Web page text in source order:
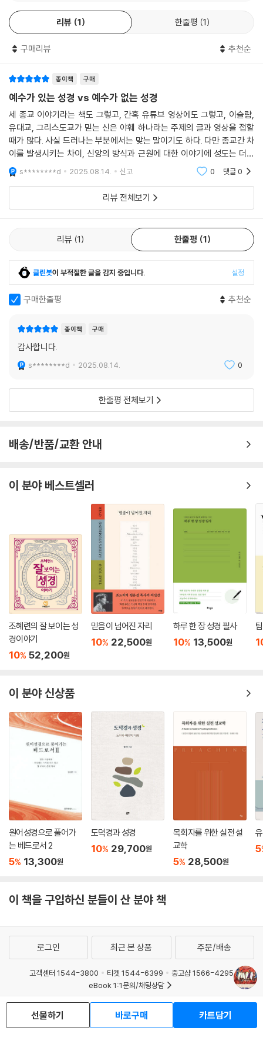
공에 의해 만들어진 놀라운 장식용 직물이다. 이 직공들 각자는 역사, 하나
님과 언약 공동체 사이의 관계, 그 공동체에 소속된 사람들이 어떻게 믿고
조화시키려고 하기보다는 그 관점들을 치하한다. 마찬가지로 우리는 유대
다. 주류 성경학자들로서 우리는 우리의 해석 작업에서 두 견해를 모두 존
중하며 텍스트들의 해석은 복잡한 과정임을 인식한다.
--- 「1장 성경들과 성경 해석자들에 관해」 중에서
고대 이스라엘과 제2성전기 유대교(제2성전은 기원전 515년경에 세워졌
고 기원후 70년에 로마인들에게 파괴되었다)에서 예언이 어떻게 이해되
었는지에 대한 지식은 이스라엘의 경전들에 대한 유대교의 해석과 기독교
으로 읽은 것을 다른 사람들은 예언으로 읽지 않았다. 몇몇 사람이 예언이
성취되었다고 본 것을 다른 사람들은 그릇된 주장이거나 불완전한 성취로
의 다양한 출발점에 기초하여 다양한 방식으로 읽어 그에 따른 그들의 논
리적 결론을 도출할 수 있다. 유대인들과 그리스도인들이 성경에 대한 이
해의 관점에서 서로 반드시 동의할 필요가 있는 것은 아니지만, 그들은 두
세트의 해석 모두에 담겨 있는 논리를 알 수 있어야 한다. 이 논리에 대한
지식은 우리가 상호 경멸이 아니라 상호 존중을 개발하도록 도움을 줄 수
있다.
독교의 주장들과 경쟁하면서 형태를 갖췄다. 자신을 정의하는 과정에서 기
독교와 유대교 양측은 서로를 향한 변증을 전개했다. 이 변증들은 특히 기
들이 개종하라는 그리스도인들의 압력에 저항했던 중세의 두 시기 동안에
다듬어졌다. 우리는 소셜 미디어에서 어느 때보다 변증이 많이 넘쳐나는
믿음을 긍정할 수 있는 가능성의 세상에서 살기 위해 노력해야 한다. 타인
에 대한 이해는 좋은 일일 뿐만 아니라 시민 사회와 종교적 헌신을 위해 필
이 책의 독자들은 특정한 관점─성경 텍스트가 처음에 무엇을 의미했는지,
유대교에서 무엇을 의미하는지, 기독교에서 무엇을 의미하는지에 관한 탐
구─에 어느 정도 공감할 수도 있겠지만, 우리는 모든 독자에게 좀 더 포용
력을 갖추도록 요청한다. 우리는 우리가 개인적으로 적실성이 있다고 생각
하거나 우리의 성미에 맞는 내용만 읽는 것 이상을 할 필요가 있다. 우리는
텍스트들과 다른 이들의 믿음들을 이해하는 것이 매우 중요하다고 믿는다.
이는 우리가 다문화 사회에서 살고 있기 때문만이 아니라 다른 사람들을
이해하면 우리 자신을 더 잘 이해하는 데도 도움이 되기 때문이다. 우리는
대체주의 신학(supersessionism/replacement theology)으로 알
려진 변증적 입장에 관해 논의하는 경우(5장) 외에는 변증을 피하려고 노
력할 것이다. 우리는 이방인 교회가 하나님의 언약과 약속의 상속자로서의
이스라엘인들을 대체한다고 주장하는 이 신학이 유대인들과 그리스도인
들 모두에게 해롭다고 믿는다. 그러나 우리는 이 경우를 제외하고는 역사
면서 그것들을 똑같이 명확하게 제시하도록 최선을 다할 것이다.
기독교 운동이 시작되기 전에는 아무도 창세기나 이스라엘의 경전들의 다
른 곳에서 삼위일체를 발견하지 않았다. 그러나 기독교가 발흥하기 전의
유대교 텍스트들은 창조의 시작에서 다른 인물들을 찾아내며, 랍비 유대교
도 문제의 그 “우리가 ~하자”에 대한 자기들의 다양한 해석을 제공한다.
창세기 1장에 대한 해석에서 우리는 예수를 주님으로 예배했던 유대인들
을 포함하여 유대인들이 그들의 경전을 이해한 방식에서 연속성과 차이점
모두를 발견한다.
“창세기 1:26의 ‘우리’가 누구인가?”라는 질문에 대한 답은 우리가 제기하
는 질문에 의존한다. 성경의 원래 의미 또는 초기 의미에 관심이 있는 역사
비평가들은 “우리”에서 신적 어전회의를 보고 하나님이 천상의 무리와 협
일체를 본다. 많은 그리스도인이 루터의 아이디어들의 강력한 변증적 요소
에덴 이야기는 현상(things)이 어떻게 생겨났는지에 관한 신화다. 그러나
그것은 현상이 어떠해야 하는지에 대한 규범이 아니다. 대신 그것은 우리
에게 현상이 어떠해야 하는지에 대해 필요한 질문을 하도록 자극한다. 첫
째, 그것은 우리로 하여금 우리와 땅과 동식물 사이의 관계에 주의를 기울
이도록 요구한다. 그것은 우리가 모두 땅에서 난 피조물이기 때문에 우리
가 땅과 자연적으로 연결되어 있으며 땅으로 돌아간다고 말한다. 그렇다면
게 읽고 서로에게 배울 수 있는 입장에 서게 되었다고 주장하면서 우리는
모두 상대편의 전통에 독특한 텍스트들도 읽을 수 있고, 또한 읽어야 한다
고 역설한다. 유대인들은 신약성경을 읽고 그것에 대한 견해를 그리스도인
들을 읽고 그것들에 대한 견해를 유대인들과 공유하는 것이 좋다는 것이
로 해석할 것이 아니라, 변증에 기초한 이전의 몇몇 해석을 수정하고 완전
한 합의는 아닐지라도 상호 존중의 가능성에 기초하여 좀 더 새로운 해석
을 만들어낼 수 있는 지점에 와 있다고 주장한다.
독자들은 이 책을 통해 특정한 성경 구절, 특히 난해한 성경 구절이 하나의
의미로만 해석될 수 있는 것이 아니라, 각자가 처한 상황과 자신의 전제에
따라 다양하게 해석될 수 있으며 다른 사람의 해석도 그 사람의 입장에서
보면 충분히 일리가 있을 수 있음을 인식하게 될 것이다. 그리고 기독교인
독교와 다르게 해석하는 유대인들에게 동의하지는 않는다고 하더라도 최
소한 그들이 왜 그렇게 해석하는지를 이해할 수 있을 것이다. 나아가 때로
른 좀 더 넓은 해석의 가능성을 열어둠으로써 그 구절들에 대해 좀 더 깊이
는 사람과 천지창조, 아담과 하와, 동해복수법 같은 여러 난해한 구절들을
다.
시 정독해 보시길 권한다.
- 류호준 (백석대학교 신학대학원 은퇴 교수, 다니엘의 샘 원장)
유대교와 기독교는 히브리 성서(구약성서)를 공유하지만, 그것을 사뭇 다
게 수용된 복잡한 여정을 정밀하게 추적한다. 특히 창세기, 시편, 이사야서
를 중심으로 한 분석은 수용의 추이를 탁월하게 보여주며, 성서 해석사에
서 드러나는 연속성과 단절의 역동성을 균형 있게 제시한다. 성서를 진지
하게 읽고 싶은 독자들에게 이 책은 신뢰할 만한 길잡이가 될 것이다.
- 윤철원 (서울신학대학교 신약학 교수)
성서는 공통된 텍스트이지만, 예수와 함께 읽는 기독교인의 자리와 예수
없이 읽는 유대인의 자리는 다르다. 이 책은 그 두 자리에서 비롯된 관점의
차이를 정직하게 드러내어 때로는 날카로운 논쟁을 피할 수 없다는 사실을
거두절미하고, 본서의 연구 방법과 내용은 새롭다 못해 도발적이고 흥미를
넘어 충격적이다! 구약 본문 자체에 대한 1차적인 해석을 비롯하여 중간기
이루어지는 변증의 문제 등 시대와 역사, 신학적 맥락의 변화에 따라 다양
이 저작이 크나큰 선물로 다가올 것이다.
- 주현규 (백석대학교 신학대학원 구약학 교수)
이 책은 성서 속의 두 종교적 전통이 어떻게 만나고 삼투하며 또 그 가운데
어떤 해석학적 미로들이 깃들어 있는지 계몽해 주는 귀한 자료로 연구자는
본다.
성경은 “한 목소리”(one voice)가 아니고 “여러 목소리”(multi voice
s)를 갖고 있다. 이 책은 놀랍게도 다른 이의 믿음(유대교)을 부정하지 않
으면서도, 우리 자신의 믿음(기독교)을 긍정할 수 있는 가능성을 열어준
다. 우리 기독교인들은 그동안 들어보지도 못한 유대인들의 새로운 해석을
배움으로써 우리 하나님의 풍성하고 색다른 목소리를 새롭게 듣게 될 것이
- 차준희 (한세대학교 교수 구약학 교수, 한국구약학연구소 소장, 한국구약학회 회장
역임)
저자들은 오늘의 독자가 자신 안에서의 업데이트를 넘어 자신 밖으로 업그
레이드되길 기대한다. “텍스트의 신선한 포도주”를 담아내는 “그들만의
해석학적 가죽 부대”가 지난 세월 너무 낡아 냄새나고 있지는 않은지 독자
지 질문한다. 레빈과 브레틀러의 역작은 한국 독자들이 “예수가 있는 교회
와 예수가 없는 교회”를 읽어 내는 데에도 기여할 수 있겠다 싶다.
- 허주 (아신대학교 신약학 교수)
세상은 2,000년 동안 이 책을 기다려왔다.
- 수재나 헤셸 (다트머스 칼리지 일라이 엠 블랙(Eli M. Black) 저명 교수)
본질적인 주제들에 관해 그리스도인들을 교육하고 그들에게 도전하는 데
레빈과 브레틀러만큼 많은 도움을 준 사람은 없다.
- 제임스 마틴 (「뉴욕타임즈」 베스트셀러 The Jesuit Guide to [Almost] Ev
- 폴라 프레드릭센 (When Christians Were Jews: The First Generatr
신선하고 유익하다. 적극 추천한다.
용하면 이 고대의 전통들 사이의 더 깊은 이해와 존중이 강화될 것이다.
- 피터 엔스 (How the Bible Actually Works 저자)
리뷰 1 한줄평 1
구매리뷰 추천순
종이책 구매
예수가 있는 성경 vs 예수가 없는 성경
세 종교 이야기라는 책도 그렇고, 간혹 유튜브 영상에도 그렇고, 이슬람,
유대교, 그리스도교가 믿는 신은 야훼 하나라는 주제의 글과 영상을 접할
때가 많다. 사실 드러나는 부분에서는 맞는 말이기도 하다. 다만 종교간 차
이를 발생시키는 차이, 신앙의 방식과 근원에 대한 이야기에 성도는 더욱
집중하게 된다. 그리고 그런 집중의 근거가 되는 텍스트에 대한 기본적 이
해도 우리에게
s********d 2025.08.14. 신고 0 댓글0
리뷰 전체보기
리뷰 1 한줄평 1
클린봇이 부적절한 글을 감지 중입니다. 설정
구매한줄평 추천순
종이책 구매
감사합니다.
s********d 2025.08.14. 0
한줄평 전체보기
배송/반품/교환 안내
이 분야 베스트셀러
조혜련의 잘 보이는 성
경이야기
10% 52,200원
믿음이 넘어진 자리
10% 22,500원
하루 한 장 성경 필사
10% 13,500원
이 분야 신상품
원어성경으로 풀어가
는 베드로서 2
5% 13,300원
도덕경과 성경
10% 29,700원
목회자를 위한 실전 설
교학
5% 28,500원
5
이 책을 구입하신 분들이 산 분야 책
선물하기 바로구매 카트담기
로그인 최근 본 상품 주문/배송
고객센터 1544-3800 티켓 1544-6399
중고샵 1566-4295
eBook 1:1문의/채팅상담
예스이십사(주) 사업자 정보
이용약관
개인정보처리방침
청소년보호정책